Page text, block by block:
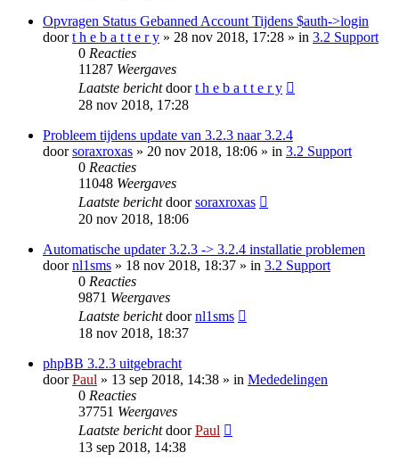
Opvragen Status Gebanned Account Tijdens $auth->login
doort h e b a t t e r y » 28 nov 2018, 17:28 » in 3.2 Support
0 Reacties
11287 Weergaves
Laatste berichtdoort h e b a t t e r y
28 nov 2018, 17:28
Probleem tijdens update van 3.2.3 naar 3.2.4
doorsoraxroxas » 20 nov 2018, 18:06 » in 3.2 Support
0 Reacties
11048 Weergaves
Laatste berichtdoorsoraxroxas
20 nov 2018, 18:06
Automatische updater 3.2.3 -> 3.2.4 installatie problemen
doornl1sms » 18 nov 2018, 18:37 » in 3.2 Support
0 Reacties
9871 Weergaves
Laatste berichtdoornl1sms
18 nov 2018, 18:37
phpBB 3.2.3 uitgebracht
doorPaul » 13 sep 2018, 14:38 » in Mededelingen
0 Reacties
37751 Weergaves
Laatste berichtdoorPaul
13 sep 2018, 14:38